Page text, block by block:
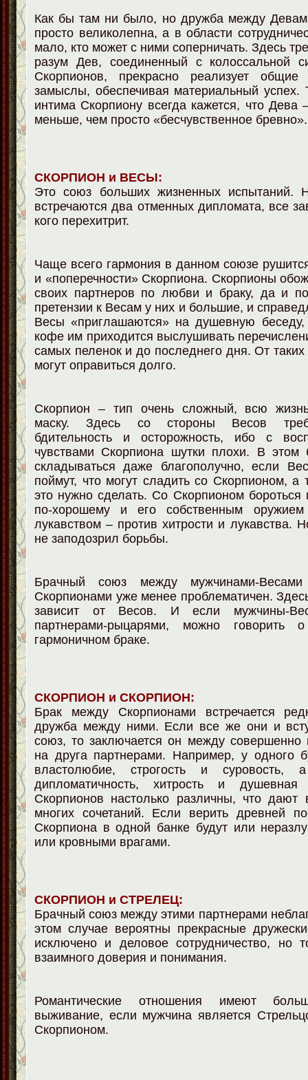
Как бы там ни было, но дружба между
просто великолепна, а в области
мало, кто может с ними соперничать. Здесь
разум Дев, соединенный с колоссальной
Скорпионов, прекрасно реализует
замыслы, обеспечивая материальный успех.
интима Скорпиону всегда кажется, что
меньше, чем просто «бесчувственное бревно».
СКОРПИОН и ВЕСЫ:
Это союз больших жизненных испытаний.
встречаются два отменных дипломата, все
кого перехитрит.
Чаще всего гармония в данном союзе
и «поперечности» Скорпиона. Скорпионы
своих партнеров по любви и браку, да и
претензии к Весам у них и большие, и
Весы «приглашаются» на душевную беседу,
кофе им приходится выслушивать
самых пеленок и до последнего дня. От
могут оправиться долго.
Скорпион – тип очень сложный, всю
маску. Здесь со стороны Весов
бдительность и осторожность, ибо с
чувствами Скорпиона шутки плохи. В этом
складываться даже благополучно, если
поймут, что могут сладить со Скорпионом, а
это нужно сделать. Со Скорпионом бороться
по-хорошему и его собственным
лукавством – против хитрости и лукавства.
не заподозрил борьбы.
Брачный союз между мужчинами-
Скорпионами уже менее проблематичен.
зависит от Весов. И если мужчины-
партнерами-рыцарями, можно говорить
гармоничном браке.
СКОРПИОН и СКОРПИОН:
Брак между Скорпионами встречается
дружба между ними. Если все же они и
союз, то заключается он между совершенно
на друга партнерами. Например, у одного
властолюбие, строгость и
дипломатичность, хитрость и душевная
Скорпионов настолько различны, что дают
многих сочетаний. Если верить древней
Скорпиона в одной банке будут или
или кровными врагами.
СКОРПИОН и СТРЕЛЕЦ:
Брачный союз между этими партнерами
этом случае вероятны прекрасные
исключено и деловое сотрудничество, но
взаимного доверия и понимания.
Романтические отношения имеют
выживание, если мужчина является
Скорпионом.